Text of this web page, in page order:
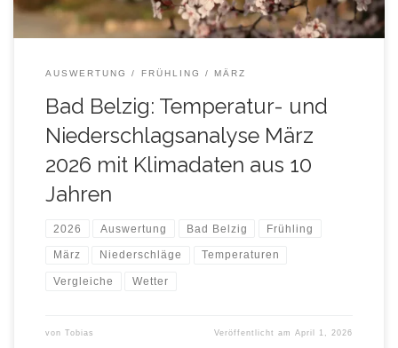
AUSWERTUNG FRÜHLING MÄRZ
Bad Belzig: Temperatur- und
Niederschlagsanalyse März
2026 mit Klimadaten aus 10
Jahren
2026 Auswertung Bad Belzig Frühling
März Niederschläge Temperaturen
Vergleiche Wetter
von Tobias Veröffentlicht amApril 1, 2026